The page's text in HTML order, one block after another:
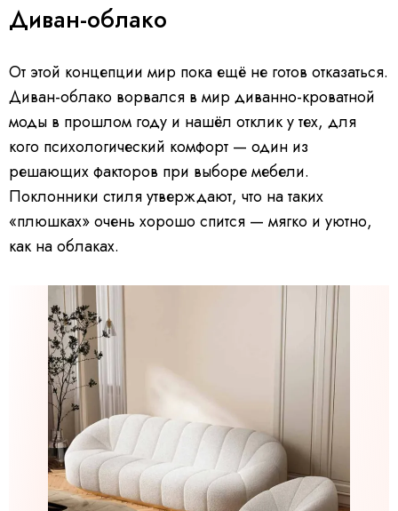
Диван-облако
От этой концепции мир пока ещё не готов отказаться.
Диван-облако ворвался в мир диванно-кроватной
моды в прошлом году и нашёл отклик у тех, для
кого психологический комфорт — один из
решающих факторов при выборе мебели.
Поклонники стиля утверждают, что на таких
«плюшках» очень хорошо спится — мягко и уютно,
как на облаках.